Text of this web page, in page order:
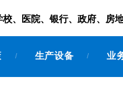
校、医院、银行、政府、房
/ 生产设备 / 业